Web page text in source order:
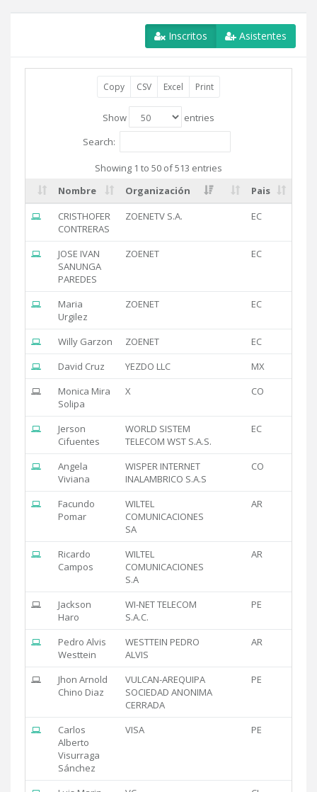
Inscritos Asistentes
Copy CSV Excel Print
Show
entries
Search:
Showing 1 to 50 of 513 entries
Nombre
Organización
Pais
CRISTHOFER
CONTRERAS
ZOENETV S.A. EC
JOSE IVAN
SANUNGA
PAREDES
ZOENET EC
Maria
Urgilez
ZOENET EC
Willy Garzon ZOENET
EC
David Cruz
YEZDO LLC
MX
Monica Mira
Solipa
X CO
Jerson
Cifuentes
WORLD SISTEM
TELECOM WST S.A.S.
EC
Angela
Viviana
WISPER INTERNET
INALAMBRICO S.A.S
CO
Facundo
Pomar
WILTEL
COMUNICACIONES
SA
AR
Ricardo
Campos
WILTEL
COMUNICACIONES
S.A
AR
Jackson
Haro
WI-NET TELECOM
S.A.C.
PE
Pedro Alvis
Westtein
WESTTEIN PEDRO
ALVIS
AR
Jhon Arnold
Chino Diaz
VULCAN-AREQUIPA
SOCIEDAD ANONIMA
CERRADA
PE
Carlos
Alberto
Visurraga
Sánchez
VISA PE